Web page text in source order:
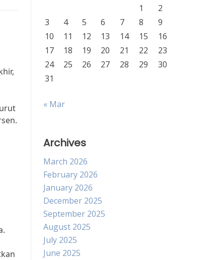
1
2
3
4 5 6 7 8
9
10
11 12 13 14 15
16
17
18 19 20 21 22
23
24
25 26 27 28 29
30
31
« Mar
Archives
March 2026
February 2026
January 2026
December 2025
September 2025
August 2025
July 2025
June 2025